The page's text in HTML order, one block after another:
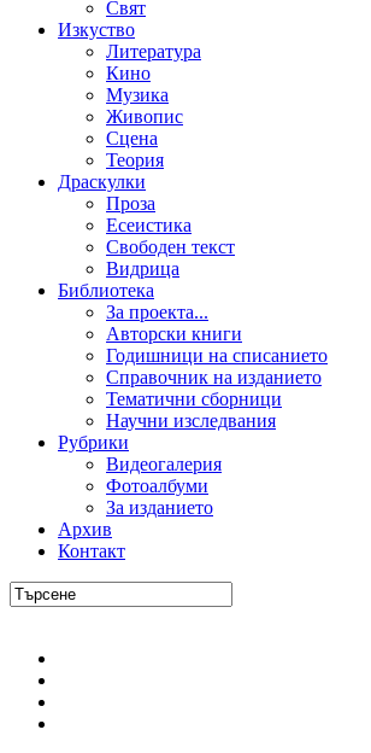
Свят
Изкуство
Литература
Кино
Музика
Живопис
Сцена
Теория
Драскулки
Проза
Есеистика
Свободен текст
Видрица
Библиотека
За проекта...
Авторски книги
Годишници на списанието
Справочник на изданието
Тематични сборници
Научни изследвания
Рубрики
Видеогалерия
Фотоалбуми
За изданието
Архив
Контакт